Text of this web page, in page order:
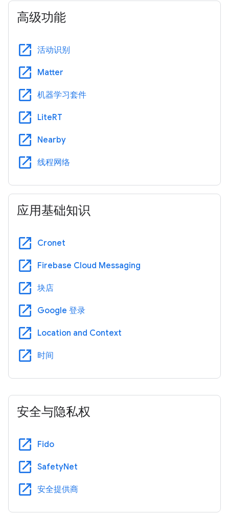
高级功能
open_in_new 活动识别
open_in_new Matter
open_in_new 机器学习套件
open_in_new LiteRT
open_in_new Nearby
open_in_new 线程网络
应用基础知识
open_in_new Cronet
open_in_new Firebase Cloud Messaging
open_in_new 块店
open_in_new Google 登录
open_in_new Location and Context
open_in_new 时间
安全与隐私权
open_in_new Fido
open_in_new SafetyNet
open_in_new 安全提供商